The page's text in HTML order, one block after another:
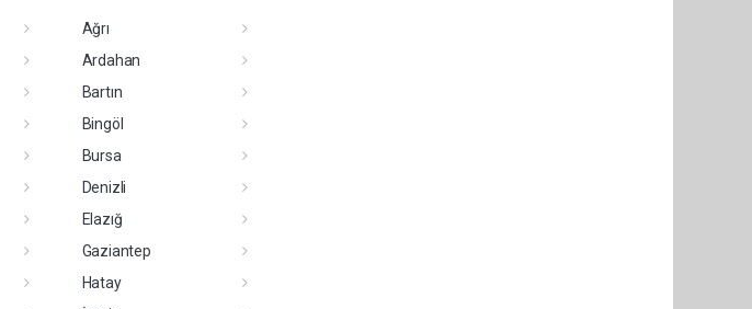
Ağrı
Ardahan
Bartın
Bingöl
Bursa
Denizli
Elazığ
Gaziantep
Hatay